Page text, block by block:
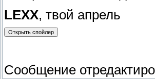
LEXX, твой апрель
Сообщение